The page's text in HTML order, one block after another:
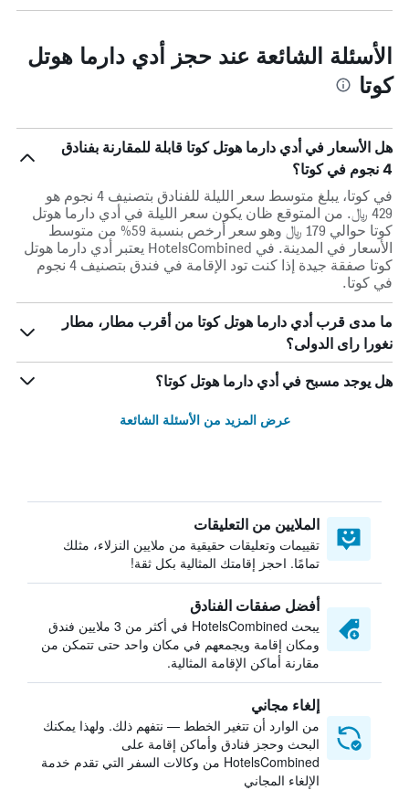
الأسئلة الشائعة عند حجز أدي دارما هوتل
كوتا
هل الأسعار في أدي دارما هوتل كوتا قابلة للمقارنة بفنادق
4 نجوم في كوتا؟
في كوتا، يبلغ متوسط ​​سعر الليلة للفنادق بتصنيف 4 نجوم هو
429 ﷼. من المتوقع ظان يكون سعر الليلة في أدي دارما هوتل
كوتا حوالي 179 ﷼ وهو سعر أرخص بنسبة 59% من متوسط
الأسعار في المدينة. في HotelsCombined يعتبر أدي دارما هوتل
كوتا صفقة جيدة إذا كنت تود الإقامة في فندق بتصنيف 4 نجوم
في كوتا.
ما مدى قرب أدي دارما هوتل كوتا من أقرب مطار، مطار
نغورا راى الدولى؟
هل يوجد مسبح في أدي دارما هوتل كوتا؟
عرض المزيد من الأسئلة الشائعة
الملايين من التعليقات
تقييمات وتعليقات حقيقية من ملايين النزلاء، مثلك
تمامًا. احجز إقامتك المثالية بكل ثقة!
أفضل صفقات الفنادق
يبحث HotelsCombined في أكثر من 3 ملايين فندق
ومكان إقامة ويجمعهم في مكان واحد حتى تتمكن من
مقارنة أماكن الإقامة المثالية.
إلغاء مجاني
من الوارد أن تتغير الخطط — نتفهم ذلك. ولهذا يمكنك
البحث وحجز فنادق وأماكن إقامة على
HotelsCombined من وكالات السفر التي تقدم خدمة
الإلغاء المجاني